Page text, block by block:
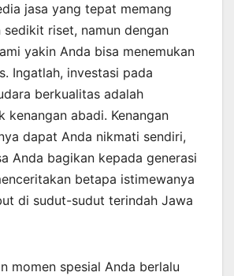
jasa yang tepat memang
sedikit riset, namun dengan
yakin Anda bisa menemukan
Ingatlah, investasi pada
berkualitas adalah
kenangan abadi. Kenangan
dapat Anda nikmati sendiri,
Anda bagikan kepada generasi
betapa istimewanya
di sudut-sudut terindah Jawa
momen spesial Anda berlalu